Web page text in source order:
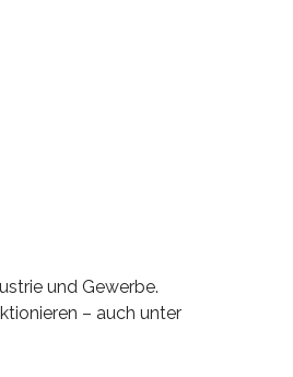
und Gewerbe.
– auch unter